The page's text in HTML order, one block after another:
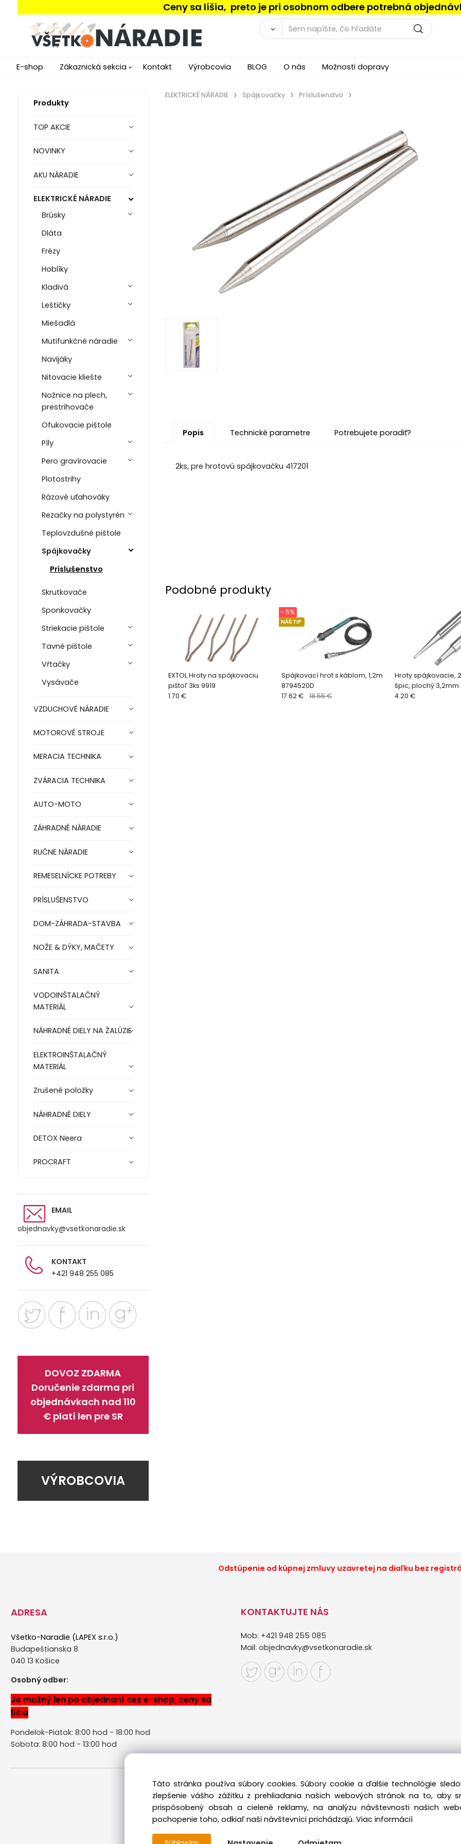
Ceny sa líšia, preto je pri osobnom odbere potrebná
E-shop Zákaznická sekcia Kontakt Výrobcovia BLOG O nás Možnosti dopravy
Produkty
TOP AKCIE
NOVINKY
AKU NÁRADIE
ELEKTRICKÉ NÁRADIE
Brúsky
Dláta
Frézy
Hoblíky
Kladivá
Leštičky
Miešadlá
Mutifunkčné náradie
Navijáky
Nitovacie kliešte
Nožnice na plech,
prestrihovače
Ofukovacie pištole
Píly
Pero gravírovacie
Plotostrihy
Rázové uťahováky
Rezačky na polystyrén
Teplovzdušné pištole
Spájkovačky
Príslušenstvo
Skrutkovače
Sponkovačky
Striekacie pištole
Tavné pištole
Vŕtačky
Vysávače
VZDUCHOVÉ NÁRADIE
MOTOROVÉ STROJE
MERACIA TECHNIKA
ZVÁRACIA TECHNIKA
AUTO-MOTO
ZÁHRADNÉ NÁRADIE
RUČNE NÁRADIE
REMESELNÍCKE POTREBY
PRÍSLUŠENSTVO
DOM-ZÁHRADA-STAVBA
NOŽE & DÝKY, MAČETY
SANITA
VODOINŠTALAČNÝ
MATERIÁL
NÁHRADNÉ DIELY NA ŽALÚZIE
ELEKTROINŠTALAČNÝ
MATERIÁL
Zrušené položky
NÁHRADNÉ DIELY
DETOX Neera
PROCRAFT
EMAIL
objednavky@vsetkonaradie.sk
KONTAKT
+421 948 255 085
DOVOZ ZDARMA
Doručenie zdarma pri
objednávkach nad 110
€ platí len pre SR
VÝROBCOVIA
ELEKTRICKÉ NÁRADIE Spájkovačky Príslušenstvo
Popis Technické parametre Potrebujete poradiť?
2ks, pre hrotovú spájkovačku 417201
Podobné produkty
EXTOL Hroty na spájkovaciu
pištoľ 3ks 9919
1.70 €
Spájkovací hrot s káblom, 1,2m
8794520D
NÁŠ TIP
- 5%
17.62 € 18.55 €
Hroty spájkovacie,
špic, plochý 3,2mm
4.20 €
Odstúpenie od kúpnej zmluvy uzavretej na diaľku bez
ADRESA
Všetko-Naradie (LAPEX s.r.o.)
Budapeštianska 8
040 13 Košice
Osobný odber:
Je možný len po objednaní cez e-shop, ceny sa
líšia
Pondelok-Piatok: 8:00 hod - 18:00 hod
Sobota: 8:00 hod - 13:00 hod
KONTAKTUJTE NÁS
Mob: +421 948 255 085
Mail: objednavky@vsetkonaradie.sk
Táto stránka používa súbory cookies. Súbory cookie a ďalšie technológie
zlepšenie vášho zážitku z prehliadania našich webových stránok na to, aby
prispôsobený obsah a cielené reklamy, na analýzu návštevnosti našich
pochopenie toho, odkiaľ naši návštevníci prichádzajú. Viac informácií